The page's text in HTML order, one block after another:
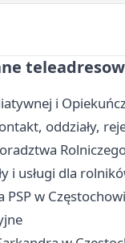
i
oddziały,
i usługi dla
w